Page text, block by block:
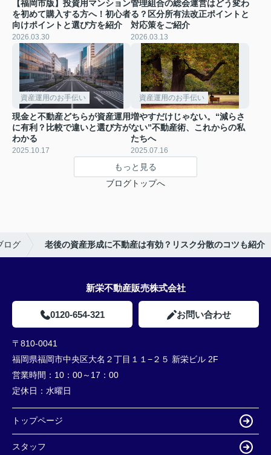
【福岡市版】投資用マンション
を初めて購入する方へ！初心者
向けポイントと選び方を紹介
2026.03.30
管理組合の総会運営はどう変わ
る？区分所有法改正ポイントと
対応策をご紹介
2026.03.13
資産運用のお手伝い
現金と不動産どちらが資産運用
に有利？比較で違いと選び方が
わかる
2025.10.17
資産運用のお手伝い
増やすだけじゃない。“減らさ
ない”不動産術、これからの私
たちへ
2025.07.16
もっと見る
ブログトップへ
ログ 老後の資産形成に不動産は有効？リスク分散のコツも紹介
新栄不動産販売株式会社
0120-654-321 お問い合わせ
〒810-0041
福岡県福岡市中央区大名２丁目１１−２５ 新栄ビル 2F
営業時間： 10：00～17：00
定休日： 水曜日
トップページ
スタッフ